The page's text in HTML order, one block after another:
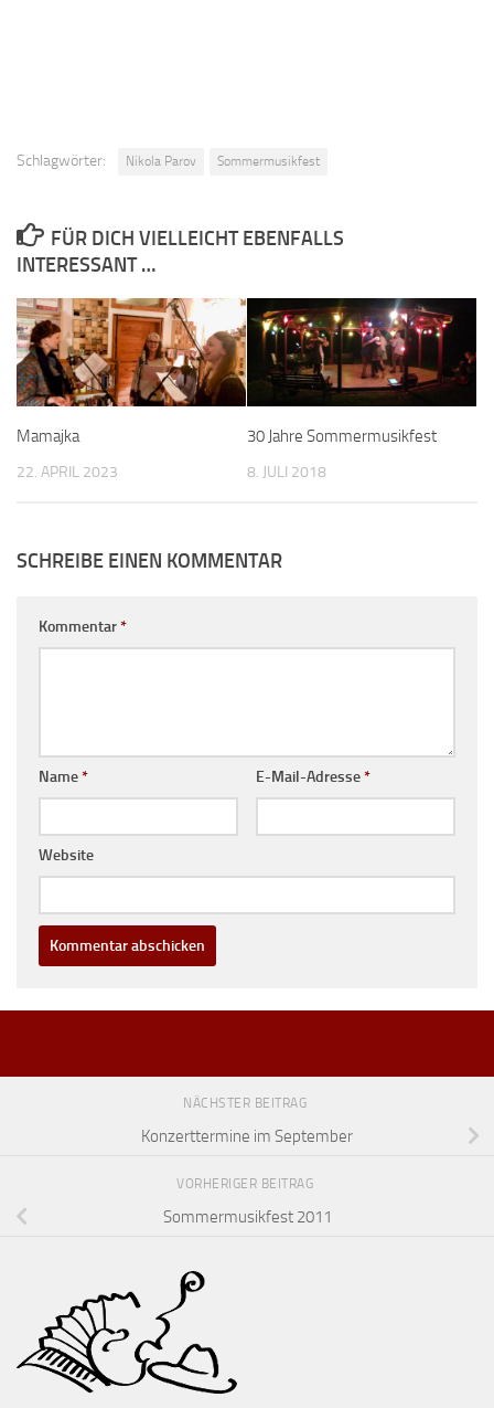
Schlagwörter: Nikola Parov Sommermusikfest
FÜR DICH VIELLEICHT EBENFALLS
INTERESSANT …
Mamajka
22. APRIL 2023
30 Jahre Sommermusikfest
8. JULI 2018
SCHREIBE EINEN KOMMENTAR
Kommentar*
Name* E-Mail-Adresse*
Website
NÄCHSTER BEITRAG
Konzerttermine im September
VORHERIGER BEITRAG
Sommermusikfest 2011